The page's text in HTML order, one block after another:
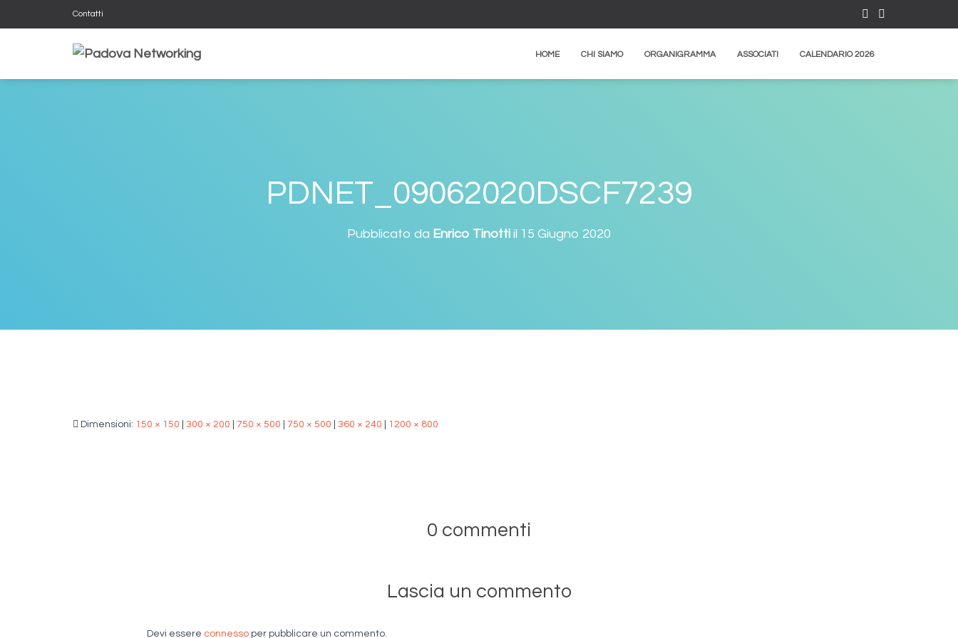
Contatti
HOME CHI SIAMO ORGANIGRAMMA ASSOCIATI CALENDARIO 2026
PDNET_09062020DSCF7239
Pubblicato da Enrico Tinotti il 15 Giugno 2020
Dimensioni: 150 × 150 300 × 200 750 × 500 750 × 500 360 × 240 1200 × 800
0 commenti
Lascia un commento
Devi essere connesso per pubblicare un commento.